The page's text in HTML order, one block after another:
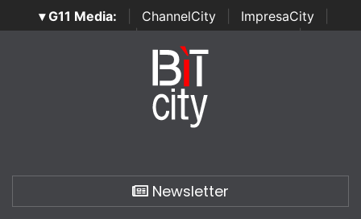
▾ G11 Media: ChannelCity ImpresaCity
SecurityOpenLab | Italian Channel Awards | Italian
Italian Security Awards
Newsletter